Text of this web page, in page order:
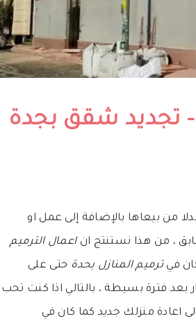
مقاول ترميم جدة 0566296801 – تجديد شقق بجدة
بدلا من بيعاها بالإضافة إلى عمل او
، من هذا نستنتج اناعمال الترميم
فيترميم المنازل بحدة حتى على
بعد فترة بسيطة ، بالتالي اذا كنت تحب
اعادة منزلك جديد كما كان في